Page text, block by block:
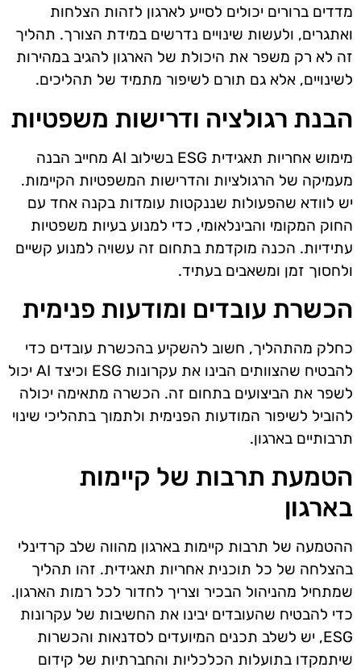
מדדים ברורים יכולים לסייע לארגון לזהות הצלחות
ואתגרים, ולעשות שינויים נדרשים במידת הצורך. תהליך
זה לא רק משפר את היכולת של הארגון להגיב במהירות
לשינויים, אלא גם תורם לשיפור מתמיד של תהליכים.
הבנת רגולציה ודרישות משפטיות
מימוש אחריות תאגידית ESG בשילוב AI מחייב הבנה
מעמיקה של הרגולציות והדרישות המשפטיות הקיימות.
יש לוודא שהפעולות שננקטות עומדות בקנה אחד עם
החוק המקומי והבינלאומי, כדי למנוע בעיות משפטיות
עתידיות. הכנה מוקדמת בתחום זה עשויה למנוע קשיים
ולחסוך זמן ומשאבים בעתיד.
הכשרת עובדים ומודעות פנימית
כחלק מהתהליך, חשוב להשקיע בהכשרת עובדים כדי
להבטיח שהצוותים הבינו את עקרונות ESG וכיצד AI יכול
לשפר את הביצועים בתחום זה. הכשרה מתאימה יכולה
להוביל לשיפור המודעות הפנימית ולתמוך בתהליכי שינוי
תרבותיים בארגון.
הטמעת תרבות של קיימות
בארגון
ההטמעה של תרבות קיימות בארגון מהווה שלב קרדינלי
בהצלחה של כל תוכנית אחריות תאגידית. זהו תהליך
שמתחיל מהניהול הבכיר וצריך לחדור לכל רמות הארגון.
כדי להבטיח שהעובדים יבינו את החשיבות של עקרונות
ESG, יש לשלב תכנים המיועדים לסדנאות והכשרות
שיתמקדו בתועלות הכלכליות והחברתיות של קידום